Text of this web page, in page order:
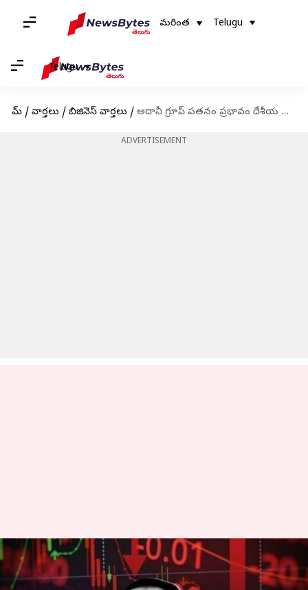
మరింత Telugu
Telugu
హోమ్ / వార్తలు / బిజినెస్ వార్తలు / అదానీ గ్రూప్ పతనం ప్రభావం దేశీయ రుణదాతలపై లేదంటున్న ఆర్ బి ఐ
ADVERTISEMENT
అదానీ గ్రూప్ పతనం ప్రభావం దేశీయ
రుణదాతలపై లేదంటున్న ఆర్ బి ఐ